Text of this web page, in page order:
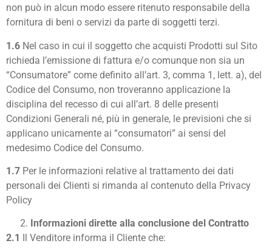
non può in alcun modo essere ritenuto responsabile della
fornitura di beni o servizi da parte di soggetti terzi.
1.6 Nel caso in cui il soggetto che acquisti Prodotti sul Sito
richieda l’emissione di fattura e/o comunque non sia un
“Consumatore” come definito all’art. 3, comma 1, lett. a), del
Codice del Consumo, non troveranno applicazione la
disciplina del recesso di cui all’art. 8 delle presenti
Condizioni Generali né, più in generale, le previsioni che si
applicano unicamente ai “consumatori” ai sensi del
medesimo Codice del Consumo.
1.7 Per le informazioni relative al trattamento dei dati
personali dei Clienti si rimanda al contenuto della Privacy
Policy
Informazioni dirette alla conclusione del Contratto
2.1
Il Venditore informa il Cliente che: